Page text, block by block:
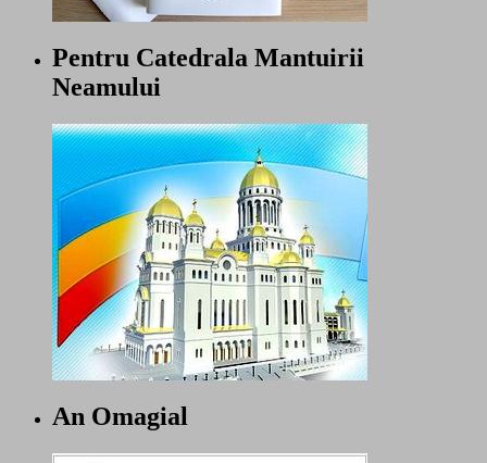
Pentru Catedrala Mantuirii
Neamului
An Omagial